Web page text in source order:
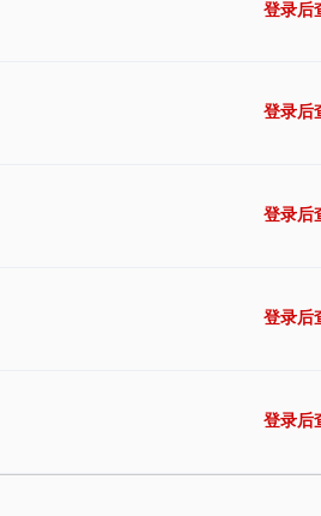
登录后
登录后
登录后
登录后
登录后